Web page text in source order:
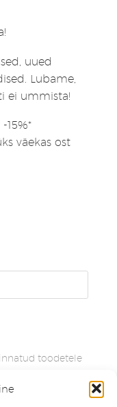
uued
Lubame,
ei ummista!
15%*
väekas ost
toodetele